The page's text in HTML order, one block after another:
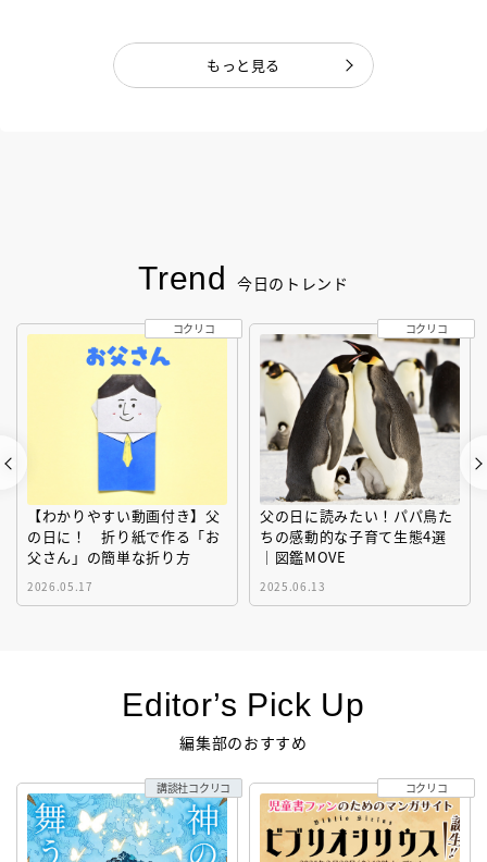
もっと見る
Trend 今日のトレンド
【わかりやすい動画付き】父
の日に！ 折り紙で作る「お
父さん」の簡単な折り方
2026.05.17
コクリコ
父の日に読みたい！パパ鳥た
ちの感動的な子育て生態4選
｜図鑑MOVE
2025.06.13
コクリコ
Editor’s Pick Up
編集部のおすすめ
講談社コクリコ コクリコ